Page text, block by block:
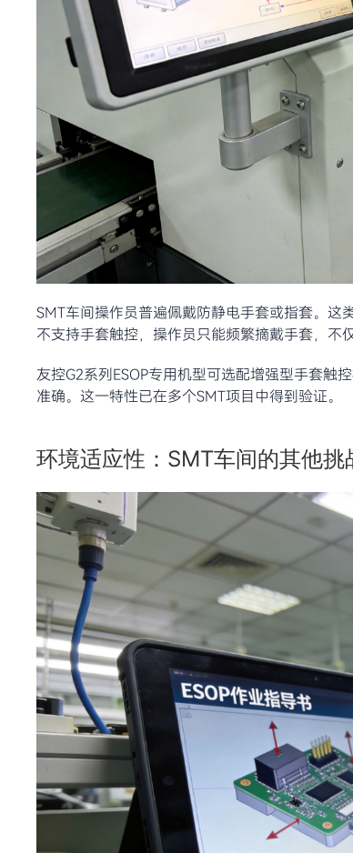
SMT车间操作员普遍佩戴防静电手套或指套。
不支持手套触控，操作员只能频繁摘戴手套，不
友控G2系列ESOP专用机型可选配增强型手套触
准确。这一特性已在多个SMT项目中得到验证。
环境适应性：SMT车间的其他挑